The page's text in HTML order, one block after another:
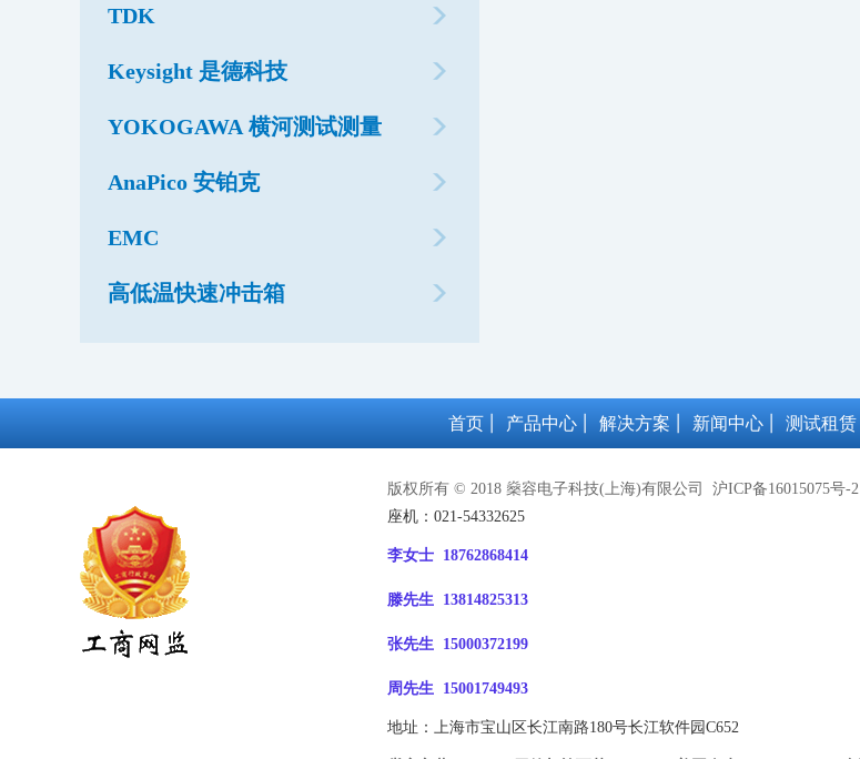
TDK
Keysight 是德科技
YOKOGAWA 横河测试测量
AnaPico 安铂克
EMC
高低温快速冲击箱
首页 产品中心 解决方案 新闻中心 测试租赁
版权所有 © 2018 燊容电子科技(上海)有限公司
沪ICP备16015075号-2
座机：021-54332625
李女士 18762868414
滕先生 13814825313
张先生 15000372199
周先生 15001749493
地址：上海市宝山区长江南路180号长江软件园C652